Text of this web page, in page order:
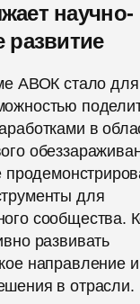
научно-
развитие
АВОК стало для
в
для
сообщества.
развивать
направление
в отрасли.